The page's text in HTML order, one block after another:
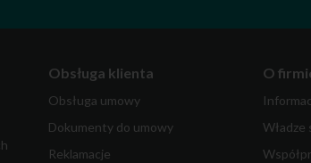
Obsługa klienta
Obsługa umowy
Dokumenty do umowy
Reklamacje
O
Władze